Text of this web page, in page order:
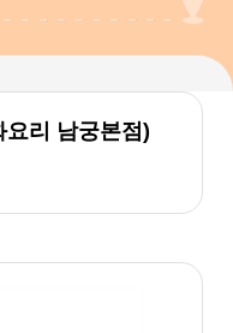
리 남궁본점)